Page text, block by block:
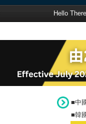
Hello
■中
■韓